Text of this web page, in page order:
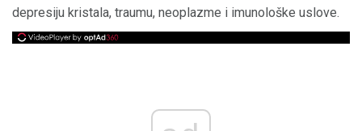
depresiju kristala, traumu, neoplazme i imunološke uslove.